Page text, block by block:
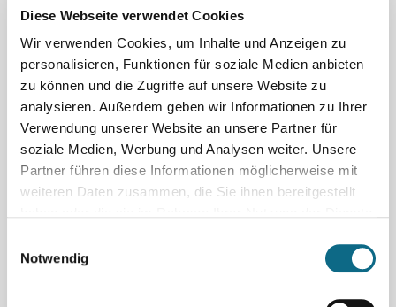
Diese Webseite verwendet Cookies
Wir verwenden Cookies, um Inhalte und Anzeigen zu
personalisieren, Funktionen für soziale Medien anbieten
zu können und die Zugriffe auf unsere Website zu
analysieren. Außerdem geben wir Informationen zu Ihrer
Verwendung unserer Website an unsere Partner für
soziale Medien, Werbung und Analysen weiter. Unsere
Partner führen diese Informationen möglicherweise mit
weiteren Daten zusammen, die Sie ihnen bereitgestellt
Notwendig
Grundversorgung der Tourismusregion Surses verantwortlich.
Center da Sanadad Savognin SA - Gesundheitszentrum
Savognin AG
Ausbildung zum Elektroniker
Automatisierungstechnik (m/w/d)
voestalpine Böhler Welding, Teil des weltweit führenden Stahl-
und Technologiekonzerns, ist mit über 100 Jahren Erfahrung,
mehr als 50 Tochtergesellschaften und mehr als 4.000
voestalpine Böhler Welding GmbH